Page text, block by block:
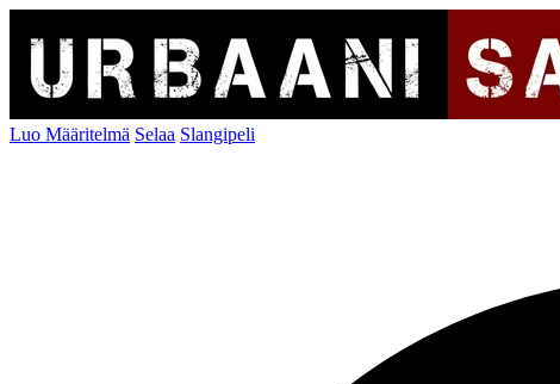
Luo Määritelmä Selaa Slangipeli